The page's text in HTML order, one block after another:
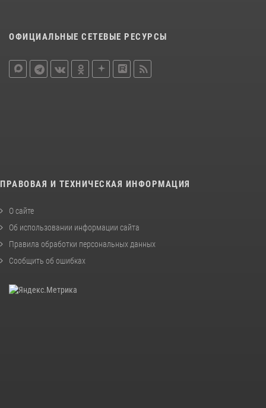
ОФИЦИАЛЬНЫЕ СЕТЕВЫЕ РЕСУРСЫ
ПРАВОВАЯ И ТЕХНИЧЕСКАЯ ИНФОРМАЦИЯ
О сайте
Об использовании информации сайта
Правила обработки персональных данных
Сообщить об ошибках